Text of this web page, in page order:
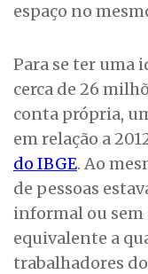
espaço no
Para se ter uma
cerca de 26
conta própria,
em relação a
do IBGE. Ao
de pessoas
informal ou sem
equivalente a
trabalhadores